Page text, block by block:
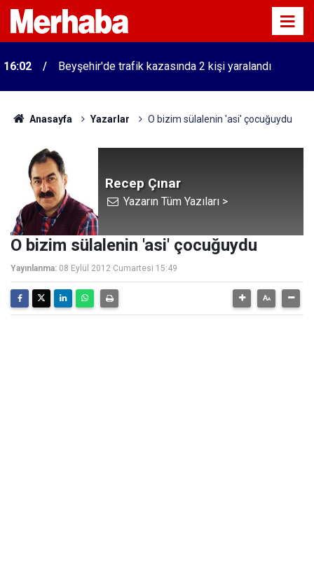
16:02 Beyşehir'de trafik kazasında 2 kişi yaralandı
Anasayfa Yazarlar O bizim sülalenin 'asi' çocuğuydu
Recep Çınar
Yazarın Tüm Yazıları >
O bizim sülalenin 'asi' çocuğuydu
Yayınlanma: 08 Eylül 2012 Cumartesi 15:49